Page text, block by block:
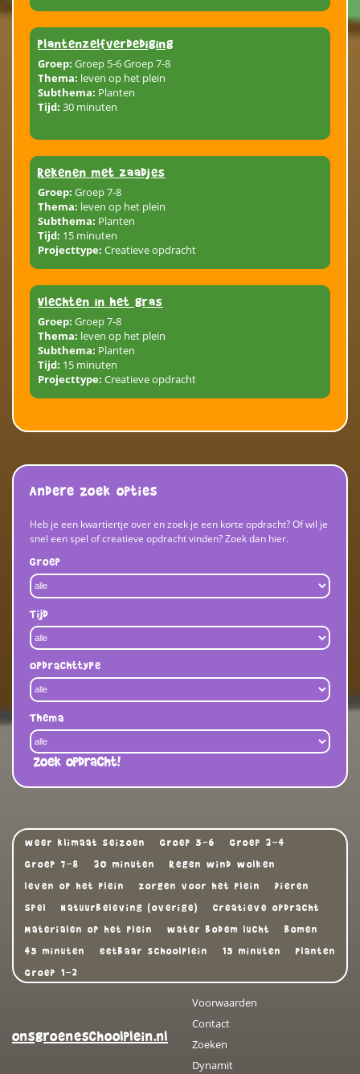
plantenzelfverdediging
Groep: Groep 5-6 Groep 7-8
Thema: leven op het plein
Subthema: Planten
Tijd: 30 minuten
Rekenen met zaadjes
Groep: Groep 7-8
Thema: leven op het plein
Subthema: Planten
Tijd: 15 minuten
Projecttype: Creatieve opdracht
Vlechten in het gras
Groep: Groep 7-8
Thema: leven op het plein
Subthema: Planten
Tijd: 15 minuten
Projecttype: Creatieve opdracht
Andere zoek opties
Heb je een kwartiertje over en zoek je een korte opdracht? Of wil je
snel een spel of creatieve opdracht vinden? Zoek dan hier.
Groep
Tijd
Opdrachttype
Thema
Zoek opdracht!
weer klimaat seizoen Groep 5-6
Groep 3-4
Groep 7-8
30 minuten
Regen wind wolken
leven op het plein
zorgen voor het plein
Dieren
Spel
Natuurbeleving (overige)
Creatieve opdracht
Materialen op het plein
water bodem lucht
Bomen
45 minuten
eetbaar schoolplein 15 minuten
Planten
Groep 1-2
onsgroeneschoolplein.nl
Voorwaarden
Contact
Zoeken
Dynamit